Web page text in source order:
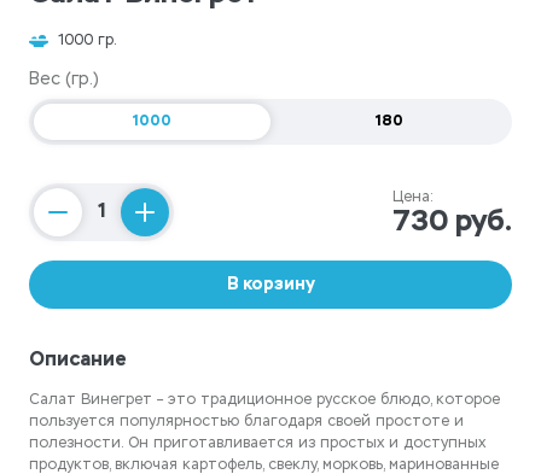
1000 гр.
Вес (гр.)
1000 180
Counter
Цена:
730 руб.
В корзину
Описание
Салат Винегрет – это традиционное русское блюдо, которое
пользуется популярностью благодаря своей простоте и
полезности. Он приготавливается из простых и доступных
продуктов, включая картофель, свеклу, морковь, маринованные